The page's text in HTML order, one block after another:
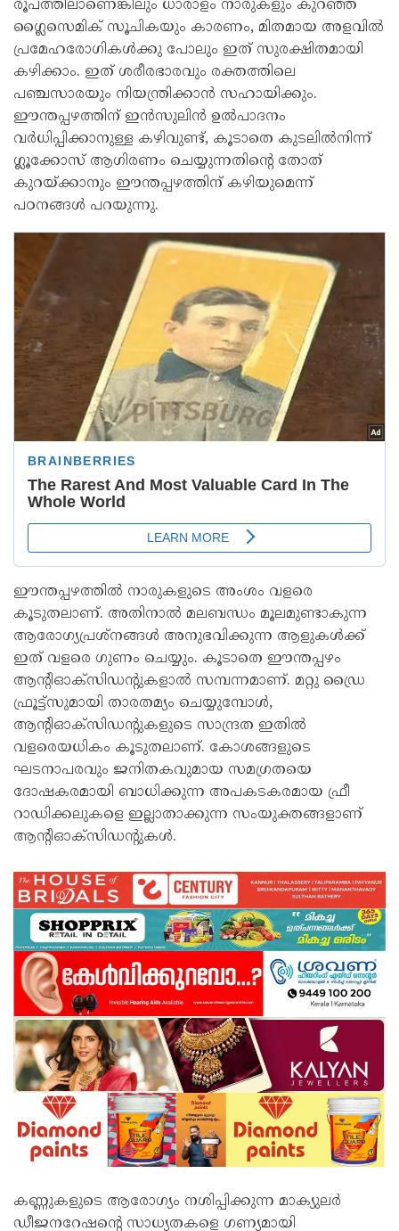
രൂപത്തിലാണെങ്കിലും ധാരാളം നാരുകളും കുറഞ്ഞ
ഗ്ലൈസെമിക് സൂചികയും കാരണം, മിതമായ അളവില്‍
പ്രമേഹരോഗികള്‍ക്കു പോലും ഇത് സുരക്ഷിതമായി
കഴിക്കാം. ഇത് ശരീരഭാരവും രക്തത്തിലെ
പഞ്ചസാരയും നിയന്ത്രിക്കാന്‍ സഹായിക്കും.
ഈന്തപ്പഴത്തിന് ഇൻസുലിൻ ഉൽപാദനം
വർധിപ്പിക്കാനുള്ള കഴിവുണ്ട്, കൂടാതെ കുടലിൽനിന്ന്
ഗ്ലൂക്കോസ് ആഗിരണം ചെയ്യുന്നതിന്റെ തോത്
കുറയ്ക്കാനും ഈന്തപ്പഴത്തിന് കഴിയുമെന്ന്
പഠനങ്ങള്‍ പറയുന്നു.
ഈന്തപ്പഴത്തിൽ നാരുകളുടെ അംശം വളരെ
കൂടുതലാണ്. അതിനാല്‍ മലബന്ധം മൂലമുണ്ടാകുന്ന
ആരോഗ്യപ്രശ്നങ്ങൾ അനുഭവിക്കുന്ന ആളുകൾക്ക്
ഇത് വളരെ ഗുണം ചെയ്യും. കൂടാതെ ഈന്തപ്പഴം
ആന്റിഓക്‌സിഡന്റുകളാൽ സമ്പന്നമാണ്. മറ്റു ഡ്രൈ
ഫ്രൂട്ട്സുമായി താരതമ്യം ചെയ്യുമ്പോള്‍,
ആന്റിഓക്‌സിഡന്റുകളുടെ സാന്ദ്രത ഇതില്‍
വളരെയധികം കൂടുതലാണ്. കോശങ്ങളുടെ
ഘടനാപരവും ജനിതകവുമായ സമഗ്രതയെ
ദോഷകരമായി ബാധിക്കുന്ന അപകടകരമായ ഫ്രീ
റാഡിക്കലുകളെ ഇല്ലാതാക്കുന്ന സംയുക്തങ്ങളാണ്
ആന്റിഓക്‌സിഡന്റുകൾ.
കണ്ണുകളുടെ ആരോഗ്യം നശിപ്പിക്കുന്ന മാക്യുലർ
ഡീജനറേഷന്റെ സാധ്യതകളെ ഗണ്യമായി